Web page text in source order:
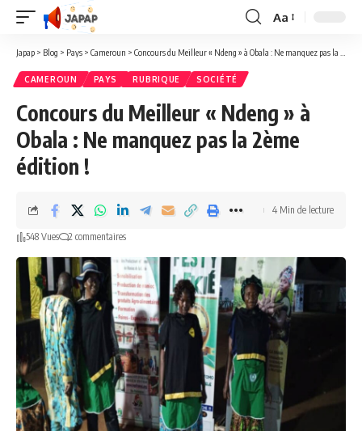
Redimensionner
la
Aa
Japap > Blog > Pays > Cameroun > Concours du Meilleur « Ndeng » à Obala : Ne manquez pas la 2ème édition !
CAMEROUN PAYS RUBRIQUE SOCIÉTÉ
Concours du Meilleur « Ndeng » à
Obala : Ne manquez pas la 2ème
édition !
548 Vues 2 commentaires
4 Min de lecture